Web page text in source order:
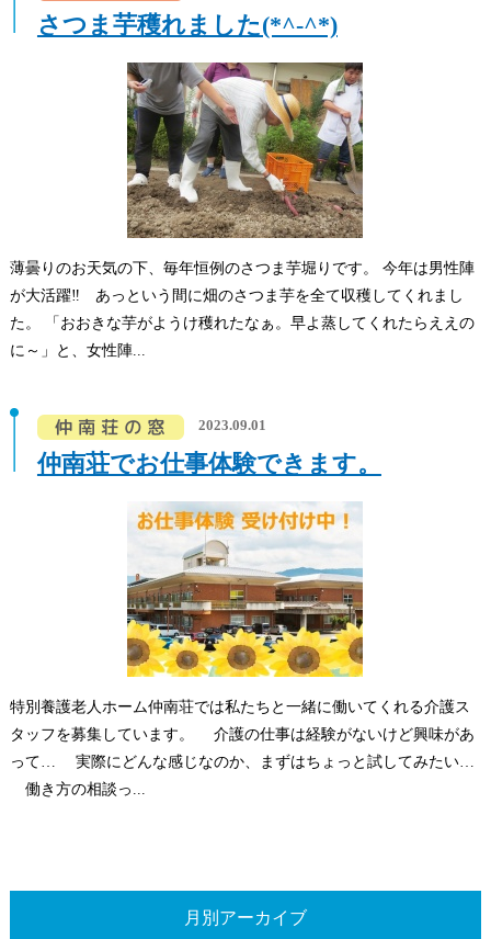
さつま芋穫れました(*^-^*)
薄曇りのお天気の下、毎年恒例のさつま芋堀りです。 今年は男性陣
が大活躍‼ あっという間に畑のさつま芋を全て収穫してくれまし
た。 「おおきな芋がようけ穫れたなぁ。早よ蒸してくれたらええの
に～」と、女性陣...
2023.09.01
仲南荘でお仕事体験できます。
特別養護老人ホーム仲南荘では私たちと一緒に働いてくれる介護ス
タッフを募集しています。 介護の仕事は経験がないけど興味があ
って… 実際にどんな感じなのか、まずはちょっと試してみたい…
働き方の相談っ...
月別アーカイブ